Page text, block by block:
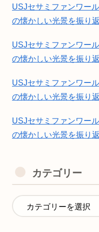
USJセサミファンワー
の懐かしい光景を振り
USJセサミファンワー
の懐かしい光景を振り
USJセサミファンワー
の懐かしい光景を振り
USJセサミファンワー
の懐かしい光景を振り
カテゴリー